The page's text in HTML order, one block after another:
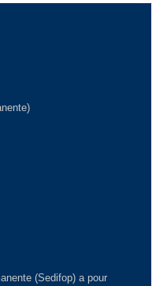
(Sedifop) a pour